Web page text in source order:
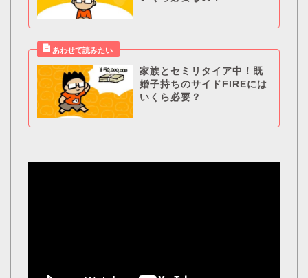
家族とセミリタイア中！既
婚子持ちのサイドFIREには
いくら必要？